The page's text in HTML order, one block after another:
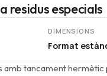
residus especials
DIMENSIONS
Format
amb tancament hermètic